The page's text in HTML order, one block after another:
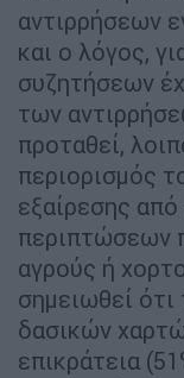
αντιρρήσεων
και ο λόγος,
συζητήσεων
των
προταθεί,
περιορισμός
εξαίρεσης από
περιπτώσεων
αγρούς ή
σημειωθεί
δασικών
επικράτεια